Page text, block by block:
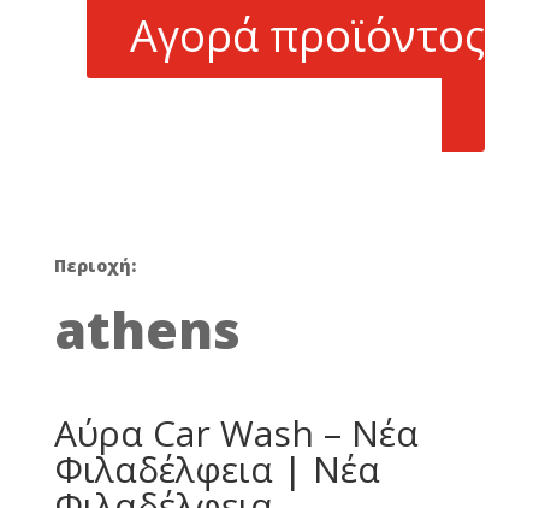
είναι:
49,90 €.
Αγορά προϊόντος
Περιοχή:
athens
Αύρα Car Wash – Νέα
Φιλαδέλφεια | Νέα